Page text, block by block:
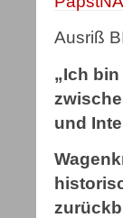
Ausriß
„Ich
und